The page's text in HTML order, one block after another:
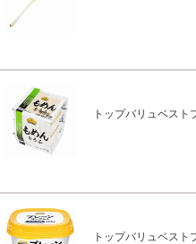
トップバリュベス
トップバリュベス